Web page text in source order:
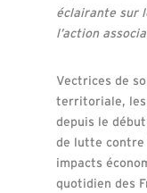
éclairante sur
l’action
Vectrices de
territoriale, les
depuis le
de lutte contre
impacts
quotidien des